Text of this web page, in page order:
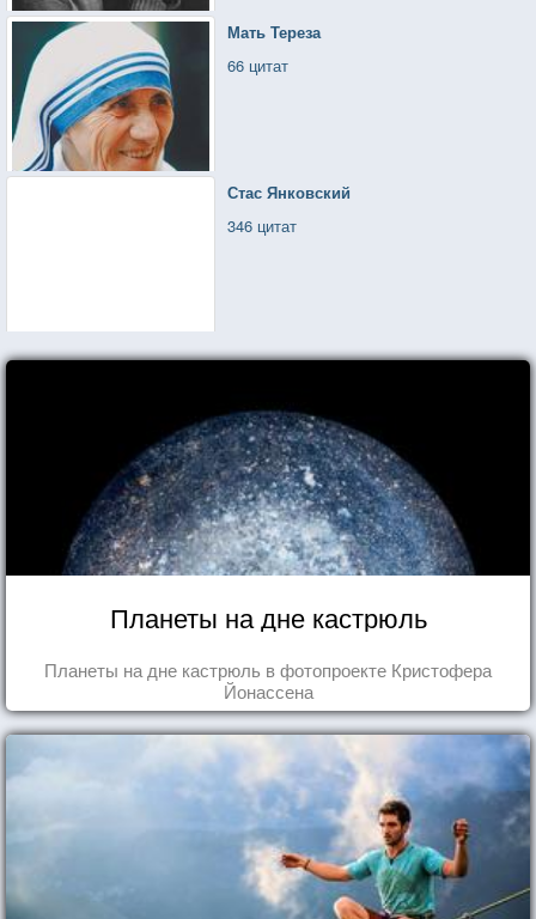
Мать Тереза
66 цитат
Стас Янковский
346 цитат
Планеты на дне кастрюль
Планеты на дне кастрюль в фотопроекте Кристофера
Йонассена